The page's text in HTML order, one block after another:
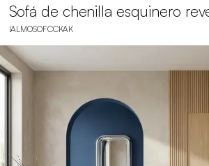
Sofá de chenilla esquinero
IALMOSOFCCKAK